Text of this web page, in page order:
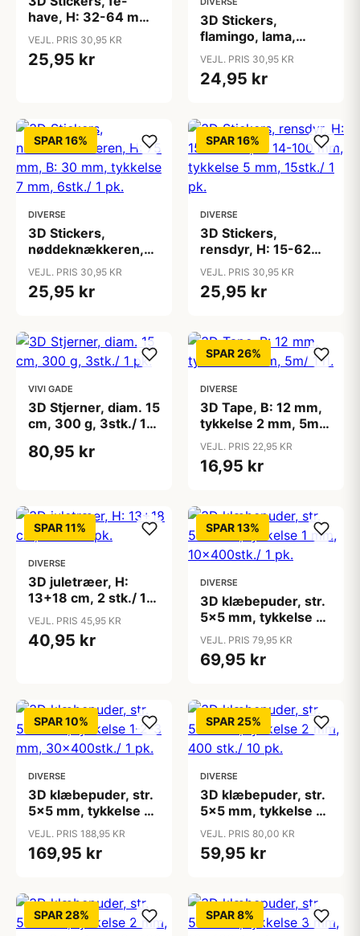
have, H: 32-64 mm,
B: 30-55 mm,
tykkelse 7 mm,
9stk./ 1 pk.
VEJL. PRIS 30,95 KR
25,95 kr
3D Stickers,
flamingo, lama,
havfrue, H: 50-60
mm, B: 30-45 mm,
tykkelse 7 mm,
VEJL. PRIS 30,95 KR
24,95 kr
SPAR 16%
DIVERSE
3D Stickers,
nøddeknækkeren,
H: 75 mm, B: 30
mm, tykkelse 7 mm,
6stk./ 1 pk.
VEJL. PRIS 30,95 KR
25,95 kr
SPAR 16%
DIVERSE
3D Stickers,
rensdyr, H: 15-62
mm, B: 14-100 mm,
tykkelse 5 mm,
15stk./ 1 pk.
VEJL. PRIS 30,95 KR
25,95 kr
VIVI GADE
3D Stjerner, diam. 15
cm, 300 g, 3stk./ 1
80,95 kr
SPAR 26%
DIVERSE
3D Tape, B: 12 mm,
tykkelse 2 mm, 5m/
1 rl.
VEJL. PRIS 22,95 KR
16,95 kr
SPAR 11%
DIVERSE
3D juletræer, H:
13+18 cm, 2 stk./ 1
pk.
VEJL. PRIS 45,95 KR
40,95 kr
SPAR 13%
DIVERSE
3D klæbepuder, str.
5x5 mm, tykkelse 1
mm, 10x400stk./ 1
pk.
VEJL. PRIS 79,95 KR
69,95 kr
SPAR 10%
DIVERSE
3D klæbepuder, str.
5x5 mm, tykkelse 1-
2-3 mm,
30x400stk./ 1 pk.
VEJL. PRIS 188,95 KR
169,95 kr
SPAR 25%
DIVERSE
3D klæbepuder, str.
5x5 mm, tykkelse 2
mm, 400 stk./ 10 pk.
VEJL. PRIS 80,00 KR
59,95 kr
SPAR 28% SPAR 8%